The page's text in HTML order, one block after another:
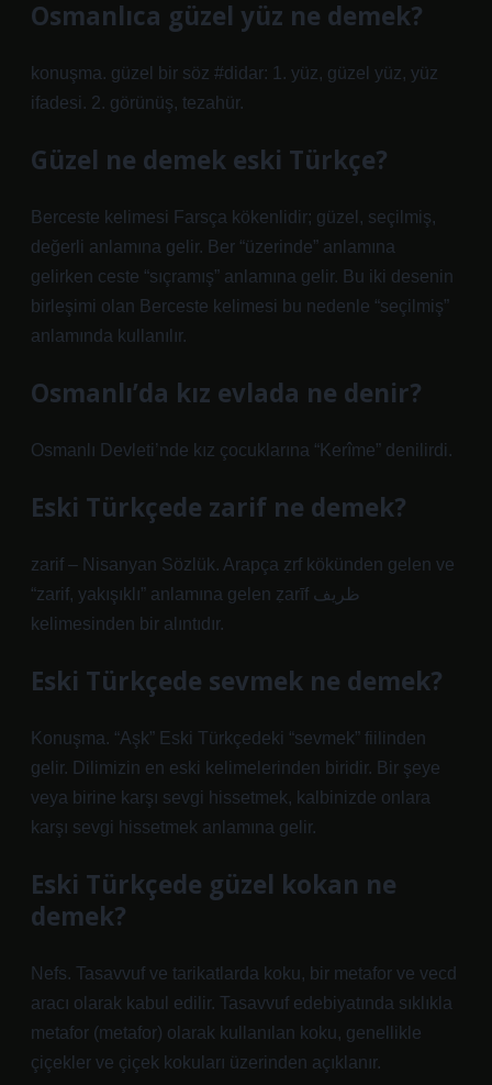
Osmanlıca güzel yüz ne demek?
konuşma. güzel bir söz #didar: 1. yüz, güzel yüz, yüz
ifadesi. 2. görünüş, tezahür.
Güzel ne demek eski Türkçe?
Berceste kelimesi Farsça kökenlidir; güzel, seçilmiş,
değerli anlamına gelir. Ber “üzerinde” anlamına
gelirken ceste “sıçramış” anlamına gelir. Bu iki desenin
birleşimi olan Berceste kelimesi bu nedenle “seçilmiş”
anlamında kullanılır.
Osmanlı’da kız evlada ne denir?
Osmanlı Devleti’nde kız çocuklarına “Kerîme” denilirdi.
Eski Türkçede zarif ne demek?
zarif – Nisanyan Sözlük. Arapça ẓrf kökünden gelen ve
“zarif, yakışıklı” anlamına gelen ẓarīf ظريف
kelimesinden bir alıntıdır.
Eski Türkçede sevmek ne demek?
Konuşma. “Aşk” Eski Türkçedeki “sevmek” fiilinden
gelir. Dilimizin en eski kelimelerinden biridir. Bir şeye
veya birine karşı sevgi hissetmek, kalbinizde onlara
karşı sevgi hissetmek anlamına gelir.
Eski Türkçede güzel kokan ne
demek?
Nefs. Tasavvuf ve tarikatlarda koku, bir metafor ve vecd
aracı olarak kabul edilir. Tasavvuf edebiyatında sıklıkla
metafor (metafor) olarak kullanılan koku, genellikle
çiçekler ve çiçek kokuları üzerinden açıklanır.